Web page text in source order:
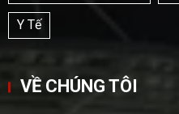
Y Tế
VỀ CHÚNG TÔI